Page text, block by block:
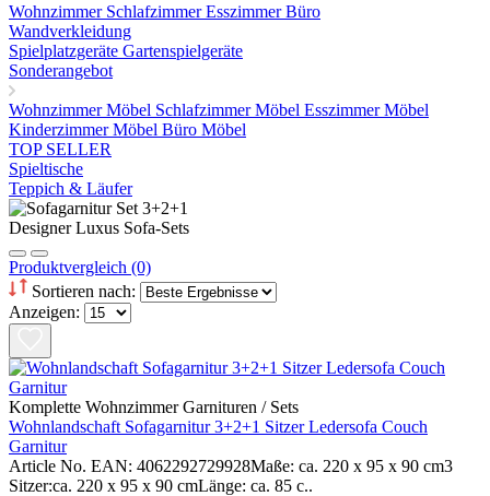
Wohnzimmer SchlafzimmerEsszimmerBüro
Wandverkleidung
Spielplatzgeräte Gartenspielgeräte
Sonderangebot
Wohnzimmer Möbel Schlafzimmer Möbel Esszimmer Möbel
Kinderzimmer Möbel Büro Möbel
TOP SELLER
Spieltische
Teppich & Läufer
Designer Luxus Sofa-Sets
Produktvergleich (0)
Sortieren nach:
Anzeigen:
Komplette Wohnzimmer Garnituren / Sets
Wohnlandschaft Sofagarnitur 3+2+1 Sitzer Ledersofa Couch
Garnitur
Article No. EAN: 4062292729928Maße: ca. 220 x 95 x 90 cm3
Sitzer:ca. 220 x 95 x 90 cmLänge: ca. 85 c..